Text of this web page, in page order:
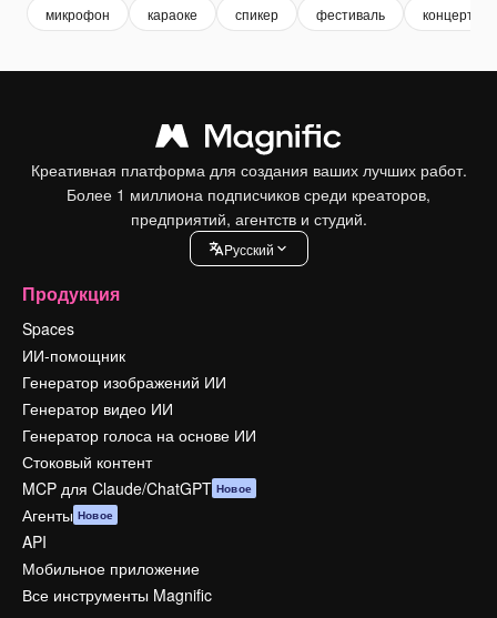
микрофон караоке спикер фестиваль концерт
Креативная платформа для создания ваших лучших работ.
Более 1 миллиона подписчиков среди креаторов,
предприятий, агентств и студий.
Pусский
Продукция
Spaces
ИИ-помощник
Генератор изображений ИИ
Генератор видео ИИ
Генератор голоса на основе ИИ
Стоковый контент
MCP для Claude/ChatGPT Новое
Агенты Новое
API
Мобильное приложение
Все инструменты Magnific